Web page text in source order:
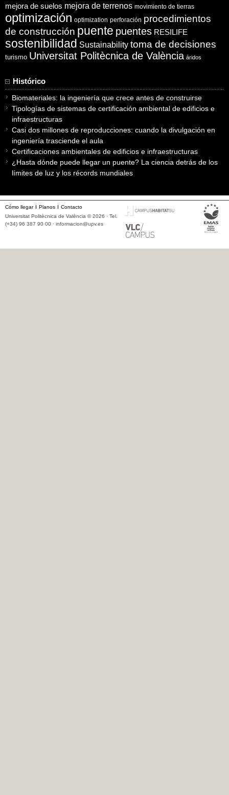
mejora de suelos mejora de terrenos movimiento de tierras
optimización optimization perforación procedimientos
de construcción puente puentes RESILIFE
sostenibilidad Sustainability toma de decisiones
turismo Universitat Politècnica de València áridos
Histórico
Biomateriales: la ingeniería que crece antes de construirse
Tipologías de sistemas de certificación ambiental de edificios e
infraestructuras
Casi dos millones de reproducciones: cuando la divulgación en
ingeniería trasciende el aula
Certificaciones ambientales de edificios e infraestructuras
¿Hasta dónde puede llegar un puente? La ciencia detrás de los
límites de luz y los récords mundiales
Cómo llegar Planos
Contacto
Universitat Politècnica de València © 2026 · Tel.
(+34) 96 387 90 00 · informacion@upv.es